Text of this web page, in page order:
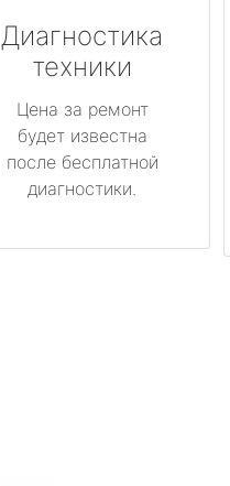
Диагностика
техники
Цена за ремонт
будет известна
после бесплатной
диагностики.